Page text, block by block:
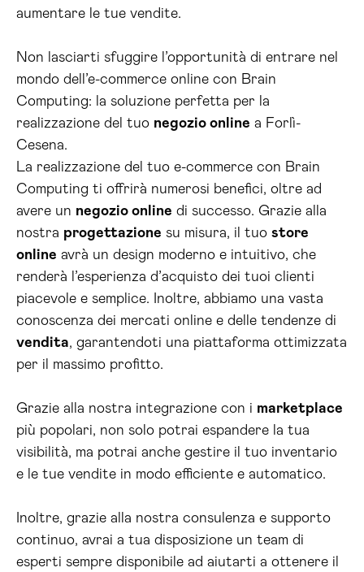
aumentare le tue vendite.
Non lasciarti sfuggire l’opportunità di entrare nel
mondo dell’e-commerce online con Brain
Computing: la soluzione perfetta per la
realizzazione del tuo negozio online a Forlì-
Cesena.
La realizzazione del tuo e-commerce con Brain
Computing ti offrirà numerosi benefici, oltre ad
avere un negozio online di successo. Grazie alla
nostra progettazione su misura, il tuo store
online avrà un design moderno e intuitivo, che
renderà l’esperienza d’acquisto dei tuoi clienti
piacevole e semplice. Inoltre, abbiamo una vasta
conoscenza dei mercati online e delle tendenze di
vendita, garantendoti una piattaforma ottimizzata
per il massimo profitto.
Grazie alla nostra integrazione con i marketplace
più popolari, non solo potrai espandere la tua
visibilità, ma potrai anche gestire il tuo inventario
e le tue vendite in modo efficiente e automatico.
Inoltre, grazie alla nostra consulenza e supporto
continuo, avrai a tua disposizione un team di
esperti sempre disponibile ad aiutarti a ottenere il